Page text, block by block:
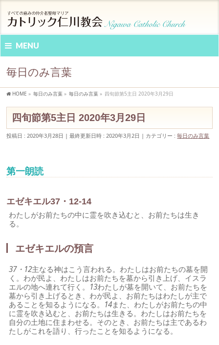
MENU
毎日のみ言葉
HOME » 毎日のみ言葉 » 毎日のみ言葉 » 四旬節第5主日 2020年3月29日
四旬節第5主日 2020年3月29日
投稿日 : 2020年3月28日 最終更新日時 : 2020年3月2日 カテゴリー :毎日のみ言葉
第一朗読
エゼキエル37・12-14
わたしがお前たちの中に霊を吹き込むと、お前たちは生き
る。
エゼキエルの預言
37・12主なる神はこう言われる。わたしはお前たちの墓を開
く。わが民よ、わたしはお前たちを墓から引き上げ、イスラ
エルの地へ連れて行く。 13わたしが墓を開いて、お前たちを
墓から引き上げるとき、わが民よ、お前たちはわたしが主で
あることを知るようになる。 14また、わたしがお前たちの中
に霊を吹き込むと、お前たちは生きる。わたしはお前たちを
自分の土地に住まわせる。そのとき、お前たちは主であるわ
たしがこれを語り、行ったことを知るようになる。